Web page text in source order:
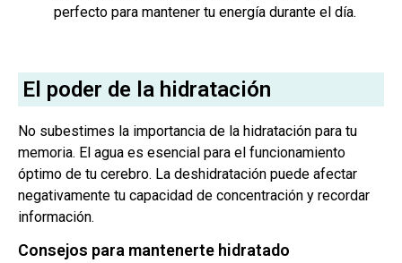
perfecto para mantener tu energía durante el día.
El poder de la hidratación
No subestimes la importancia de la hidratación para tu
memoria. El agua es esencial para el funcionamiento
óptimo de tu cerebro. La deshidratación puede afectar
negativamente tu capacidad de concentración y recordar
información.
Consejos para mantenerte hidratado